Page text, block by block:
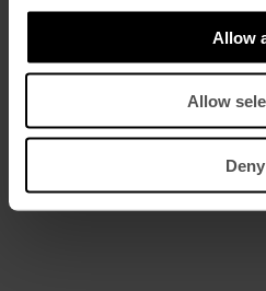
Allow
Allow
Deny
€ 169,00
€ 260,00